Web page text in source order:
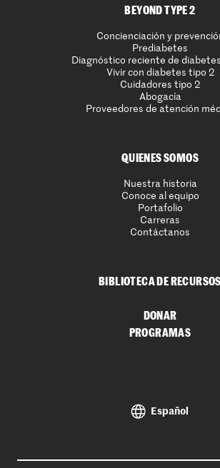
BEYOND TYPE 2
Concienciación y
Prediabetes
Diagnóstico reciente de
Vivir con diabetes tipo 2
Cuidadores tipo 2
Abogacía
Proveedores de atención
QUIENES SOMOS
Nuestra historia
Conoce al equipo
Portafolio
Carreras
Contáctanos
BIBLIOTECA DE RECURSOS
DONAR
PROGRAMAS
Español